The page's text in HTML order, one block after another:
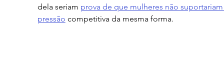
dela seriam prova de que mulheres não
pressão competitiva da mesma forma.